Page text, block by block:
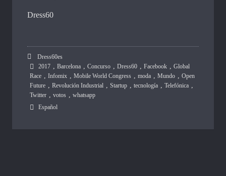
Dress60
Dress60es
2017 , Barcelona , Concurso , Dress60 , Facebook , Global
Race , Infomix , Mobile World Congress , moda , Mundo , Open
Future , Revolución Industrial , Startup , tecnología , Telefónica ,
Twitter , votos , whatsapp
Español